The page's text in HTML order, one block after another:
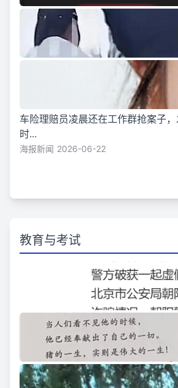
车险理赔员凌晨还在工作群抢案子
时...
海报新闻 2026-06-22
教育与考试